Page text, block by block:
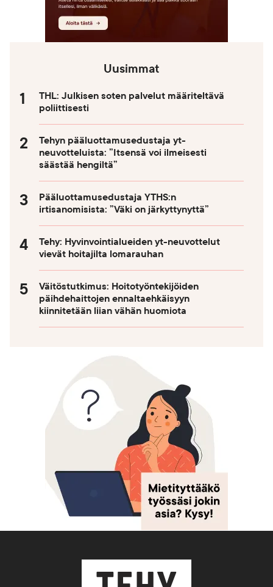
Uusimmat
THL: Julkisen soten palvelut määriteltävä
poliittisesti
Tehyn pääluottamusedustaja yt-
neuvotteluista: ”Itsensä voi ilmeisesti
säästää hengiltä”
Pääluottamusedustaja YTHS:n
irtisanomisista: ”Väki on järkyttynyttä”
Tehy: Hyvinvointialueiden yt-neuvottelut
vievät hoitajilta lomarauhan
Väitöstutkimus: Hoitotyöntekijöiden
päihdehaittojen ennaltaehkäisyyn
kiinnitetään liian vähän huomiota